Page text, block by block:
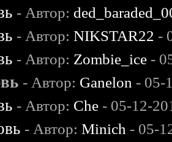
- Автор:
- Автор:NIKSTAR22 -
- Автор: Zombie_ice -
- Автор: Ganelon - 05-
- Автор: Che - 05-12-
- Автор:Minich - 05-